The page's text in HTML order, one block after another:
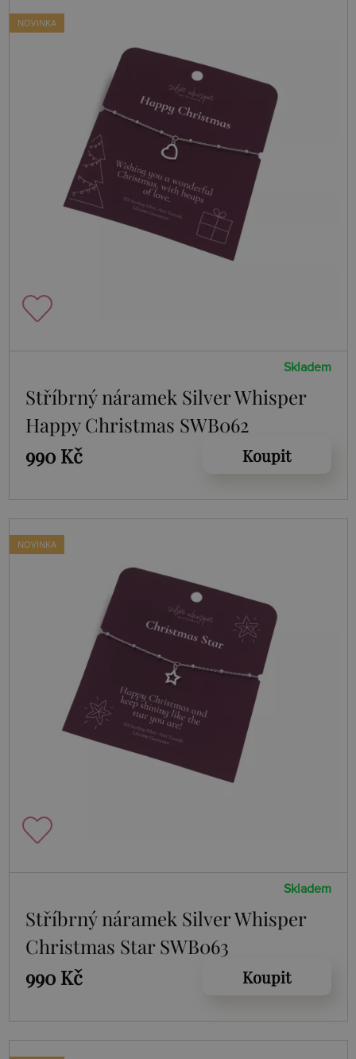
NOVINKA
Skladem
Stříbrný náramek Silver Whisper
Happy Christmas SWB062
990 Kč
Koupit
NOVINKA
Skladem
Stříbrný náramek Silver Whisper
Christmas Star SWB063
990 Kč
Koupit